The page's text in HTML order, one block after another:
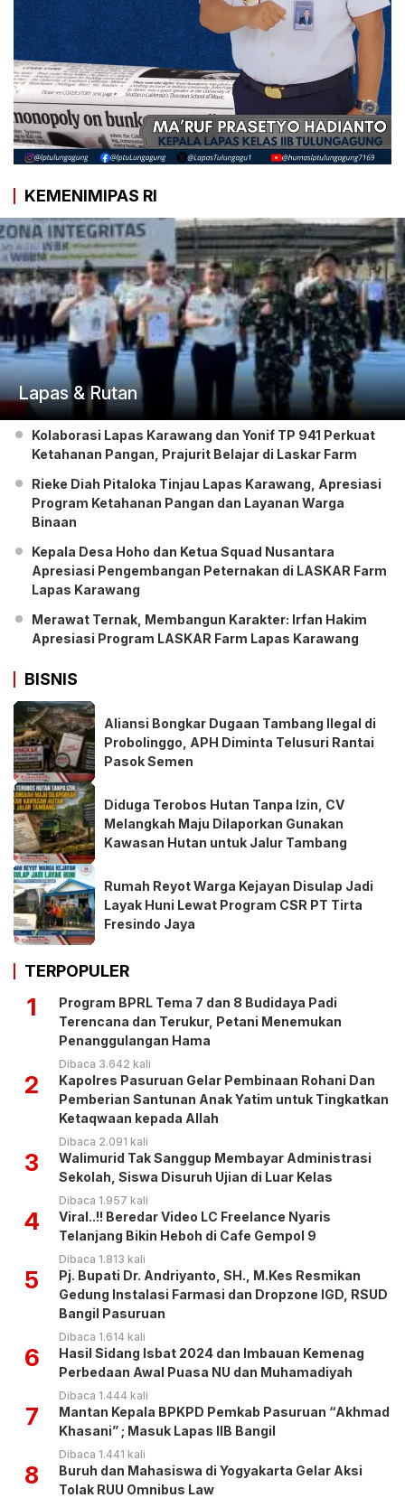
KEMENIMIPAS RI
Lapas & Rutan
Kolaborasi Lapas Karawang dan Yonif TP 941 Perkuat
Ketahanan Pangan, Prajurit Belajar di Laskar Farm
Rieke Diah Pitaloka Tinjau Lapas Karawang, Apresiasi
Program Ketahanan Pangan dan Layanan Warga
Binaan
Kepala Desa Hoho dan Ketua Squad Nusantara
Apresiasi Pengembangan Peternakan di LASKAR Farm
Lapas Karawang
Merawat Ternak, Membangun Karakter: Irfan Hakim
Apresiasi Program LASKAR Farm Lapas Karawang
BISNIS
Aliansi Bongkar Dugaan Tambang Ilegal di
Probolinggo, APH Diminta Telusuri Rantai
Pasok Semen
Diduga Terobos Hutan Tanpa Izin, CV
Melangkah Maju Dilaporkan Gunakan
Kawasan Hutan untuk Jalur Tambang
Rumah Reyot Warga Kejayan Disulap Jadi
Layak Huni Lewat Program CSR PT Tirta
Fresindo Jaya
TERPOPULER
1
Program BPRL Tema 7 dan 8 Budidaya Padi
Terencana dan Terukur, Petani Menemukan
Penanggulangan Hama
Dibaca 3.642 kali
2
Kapolres Pasuruan Gelar Pembinaan Rohani Dan
Pemberian Santunan Anak Yatim untuk Tingkatkan
Ketaqwaan kepada Allah
Dibaca 2.091 kali
3
Walimurid Tak Sanggup Membayar Administrasi
Sekolah, Siswa Disuruh Ujian di Luar Kelas
Dibaca 1.957 kali
4
Viral..!! Beredar Video LC Freelance Nyaris
Telanjang Bikin Heboh di Cafe Gempol 9
Dibaca 1.813 kali
5
Pj. Bupati Dr. Andriyanto, SH., M.Kes Resmikan
Gedung Instalasi Farmasi dan Dropzone IGD, RSUD
Bangil Pasuruan
Dibaca 1.614 kali
6
Hasil Sidang Isbat 2024 dan Imbauan Kemenag
Perbedaan Awal Puasa NU dan Muhamadiyah
Dibaca 1.444 kali
7
Mantan Kepala BPKPD Pemkab Pasuruan “Akhmad
Khasani” ; Masuk Lapas IIB Bangil
Dibaca 1.441 kali
8
Buruh dan Mahasiswa di Yogyakarta Gelar Aksi
Tolak RUU Omnibus Law